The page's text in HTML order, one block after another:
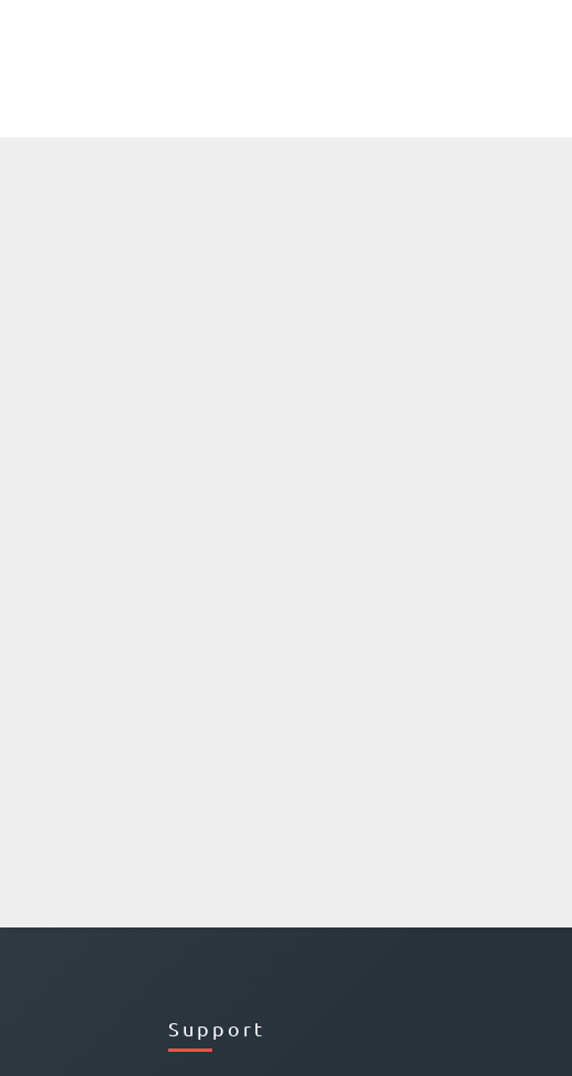
Support